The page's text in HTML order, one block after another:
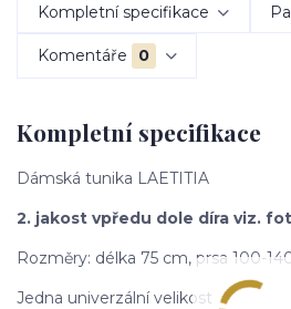
Kompletní specifikace
Komentáře 0
Kompletní specifikace
Dámská tunika LAETITIA
2. jakost vpředu dole díra viz.
Rozměry: délka 75 cm, prsa 100-
Jedna univerzální velikost